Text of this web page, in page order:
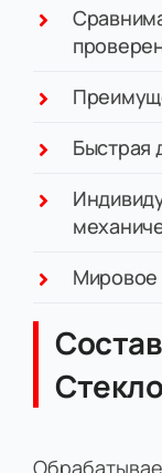
Быстрая
Мировое